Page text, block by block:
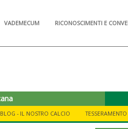
VADEMECUM RICONOSCIMENTI E
BLOG - IL NOSTRO CALCIO